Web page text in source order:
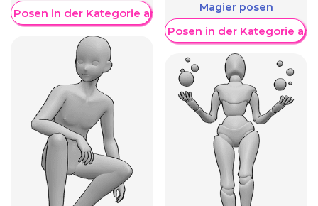
Posen in der Kategorie anzeigen Magier posen
Weitere Posen in der Kategorie